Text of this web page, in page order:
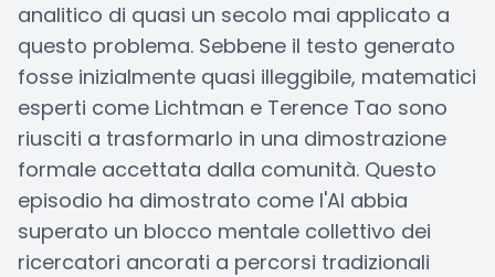
analitico di quasi un secolo mai applicato a
questo problema. Sebbene il testo generato
fosse inizialmente quasi illeggibile, matematici
esperti come Lichtman e Terence Tao sono
riusciti a trasformarlo in una dimostrazione
formale accettata dalla comunità. Questo
episodio ha dimostrato come l'AI abbia
superato un blocco mentale collettivo dei
ricercatori ancorati a percorsi tradizionali